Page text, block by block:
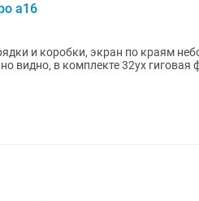
а16
и коробки, экран по краям
видно, в комплекте 32ух гиговая